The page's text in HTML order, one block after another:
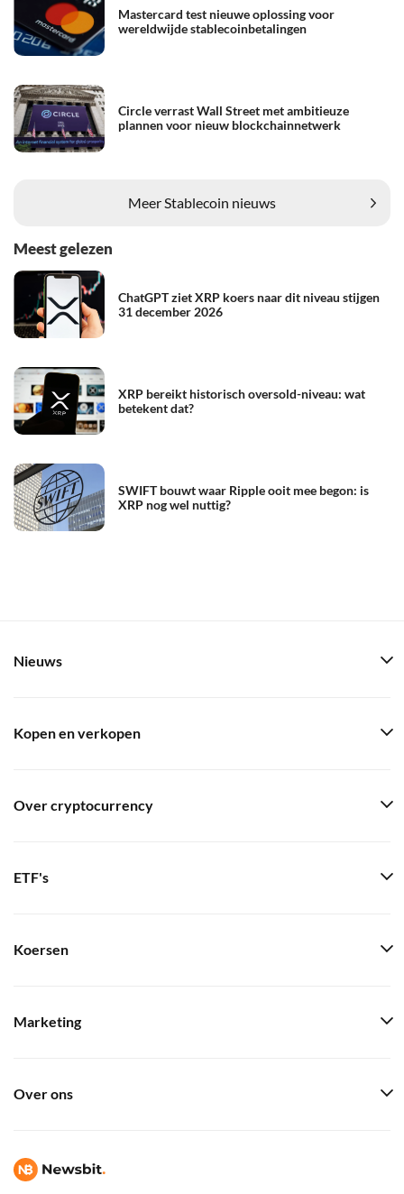
Mastercard test nieuwe oplossing voor
wereldwijde stablecoinbetalingen
Circle verrast Wall Street met ambitieuze
plannen voor nieuw blockchainnetwerk
Meer Stablecoin nieuws
Meest gelezen
ChatGPT ziet XRP koers naar dit niveau stijgen
31 december 2026
XRP bereikt historisch oversold-niveau: wat
betekent dat?
SWIFT bouwt waar Ripple ooit mee begon: is
XRP nog wel nuttig?
Nieuws
Kopen en verkopen
Over cryptocurrency
ETF's
Koersen
Marketing
Over ons